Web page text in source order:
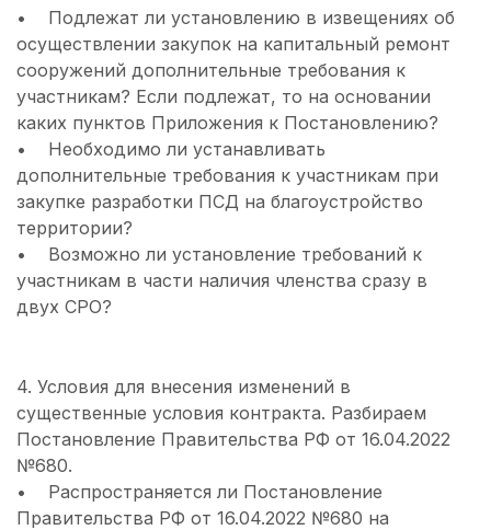
• Подлежат ли установлению в извещениях об
осуществлении закупок на капитальный ремонт
сооружений дополнительные требования к
участникам? Если подлежат, то на основании
каких пунктов Приложения к Постановлению?
• Необходимо ли устанавливать
дополнительные требования к участникам при
закупке разработки ПСД на благоустройство
территории?
• Возможно ли установление требований к
участникам в части наличия членства сразу в
двух СРО?
4. Условия для внесения изменений в
существенные условия контракта. Разбираем
Постановление Правительства РФ от 16.04.2022
№680.
• Распространяется ли Постановление
Правительства РФ от 16.04.2022 №680 на